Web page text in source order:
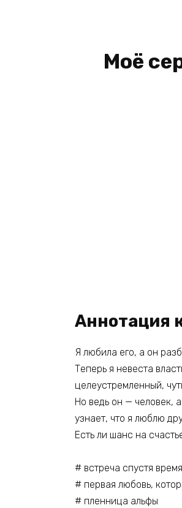
Моё
Аннотация
Я любила его, а он
Теперь я невеста
целеустремленный,
Но ведь он — человек,
узнает, что я люблю
Есть ли шанс на
# встреча спустя время
# первая любовь,
# пленница альфы